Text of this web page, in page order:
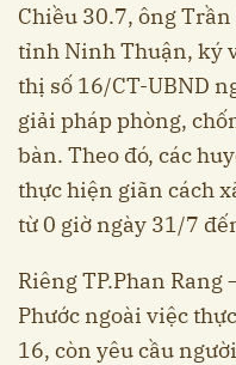
Chiều 30.7, ông
tỉnh Ninh Thuận, ký
thị số 16/CT-UBND
giải pháp phòng,
bàn. Theo đó, các
thực hiện giãn cách
từ 0 giờ ngày 31/7
Riêng TP.Phan
Phước ngoài việc
16, còn yêu cầu